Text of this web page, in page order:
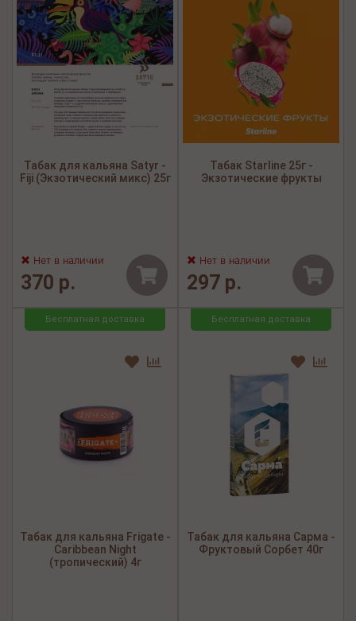
Табак для кальяна Satyr -
Fiji (Экзотический микс) 25г
Нет в наличии
370 р.
Табак Starline 25г -
Экзотические фрукты
Нет в наличии
297 р.
Бесплатная доставка
Табак для кальяна Frigate -
Caribbean Night
(тропический) 4г
Бесплатная доставка
Табак для кальяна Сарма -
Фруктовый Сорбет 40г